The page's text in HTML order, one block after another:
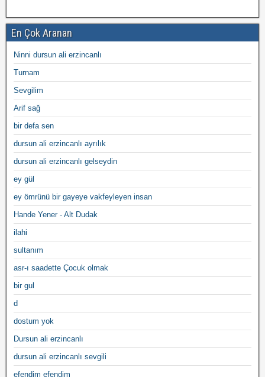
En Çok Aranan
Ninni dursun ali erzincanlı
Turnam
Sevgilim
Arif sağ
bir defa sen
dursun ali erzincanlı ayrılık
dursun ali erzincanlı gelseydin
ey gül
ey ömrünü bir gayeye vakfeyleyen insan
Hande Yener - Alt Dudak
ilahi
sultanım
asr-ı saadette Çocuk olmak
bir gul
d
dostum yok
Dursun ali erzincanlı
dursun ali erzincanlı sevgili
efendim efendim